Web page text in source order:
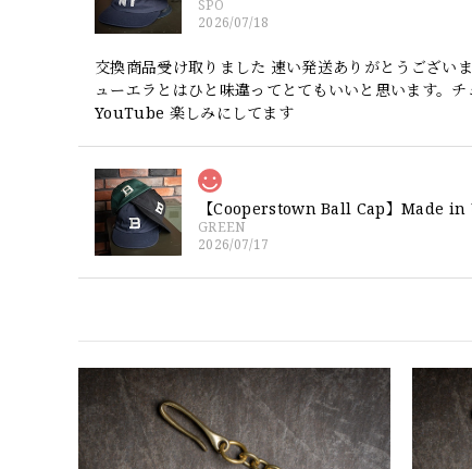
SPO
2026/07/18
交換商品受け取りました 速い発送ありがとうござい
ューエラとはひと味違ってとてもいいと思います。
YouTube 楽しみにしてます
GREEN
2026/07/17
【W36】POLO by Ralph Lauren